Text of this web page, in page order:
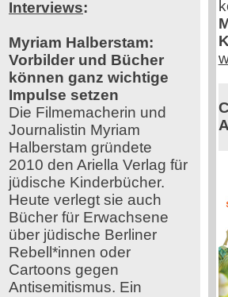
Interviews:
Myriam Halberstam:
Vorbilder und Bücher
können ganz wichtige
Impulse setzen
Die Filmemacherin und
Journalistin Myriam
Halberstam gründete
2010 den Ariella Verlag für
jüdische Kinderbücher.
Heute verlegt sie auch
Bücher für Erwachsene
über jüdische Berliner
Rebell*innen oder
Cartoons gegen
Antisemitismus. Ein